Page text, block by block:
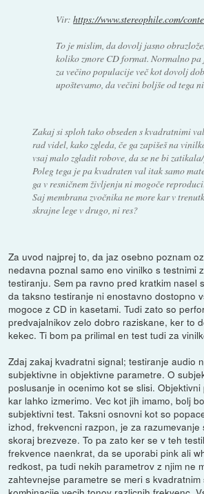
Vir:https://www.stereophile.com/
To je mislim, da dovolj jasno
koliko zmore CD format. Normalno pa
za večino populacije več kot dovolj
upoštevamo, da večini boljše od tega
Zakaj si sploh tako obseden s kvadratnimi
rad videl, kako zgleda, če ga zapišeš na
vsaj malo zgladit robove, da se ne bi
Poleg tega je pa kvadraten val itak samo
ga v resničnem življenju ni mogoče
Saj membrana zvočnika ne more kar v
skrajne lege v drugo, ni res?
Za uvod najprej to, da jaz osebno poznam
nedavna poznal samo eno vinilko s testnimi
testiranju. Sem pa ravno pred kratkim nasel
da taksno testiranje ni enostavno dostopno
mogoce z CD in kasetami. Tudi zato so
predvajalnikov zelo dobro raziskane, ker to
kekec. Ti bom pa prilimal en test tudi za
Zdaj zakaj kvadratni signal; testiranje audio
subjektivne in objektivne parametre. O
poslusanje in ocenimo kot se slisi.
kar lahko izmerimo. Vec kot jih imamo, bolj
subjektivni test. Taksni osnovni kot so
izhod, frekvencni razpon, je za razumevanje
skoraj brezveze. To pa zato ker se v teh
frekvence naenkrat, da se uporabi pink ali
redkost, pa tudi nekih parametrov z njim ne
zahtevnejse parametre se meri s